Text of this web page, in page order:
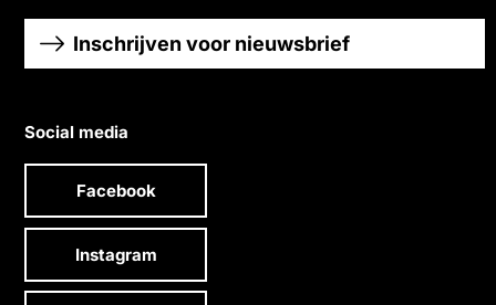
Inschrijven voor nieuwsbrief
Social media
Facebook
Instagram